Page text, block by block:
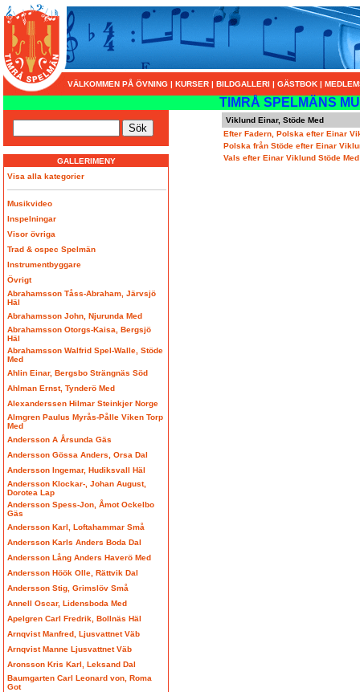
VÄLKOMMEN PÅ ÖVNING | KURSER | BILDGALLERI | GÄSTBOK |
TIMRÅ SPELMÄNS
GALLERIMENY
Visa alla kategorier
Musikvideo
Inspelningar
Visor övriga
Trad & ospec Spelmän
Instrumentbyggare
Övrigt
Abrahamsson Tåss-Abraham, Järvsjö
Häl
Abrahamsson John, Njurunda Med
Abrahamsson Otorgs-Kaisa, Bergsjö
Häl
Abrahamsson Walfrid Spel-Walle, Stöde
Med
Ahlin Einar, Bergsbo Strängnäs Söd
Ahlman Ernst, Tynderö Med
Alexanderssen Hilmar Steinkjer Norge
Almgren Paulus Myrås-Pålle Viken Torp
Med
Andersson A Årsunda Gäs
Andersson Gössa Anders, Orsa Dal
Andersson Ingemar, Hudiksvall Häl
Andersson Klockar-, Johan August,
Dorotea Lap
Andersson Spess-Jon, Åmot Ockelbo
Gäs
Andersson Karl, Loftahammar Små
Andersson Karls Anders Boda Dal
Andersson Lång Anders Haverö Med
Andersson Höök Olle, Rättvik Dal
Andersson Stig, Grimslöv Små
Annell Oscar, Lidensboda Med
Apelgren Carl Fredrik, Bollnäs Häl
Arnqvist Manfred, Ljusvattnet Väb
Arnqvist Manne Ljusvattnet Väb
Aronsson Kris Karl, Leksand Dal
Baumgarten Carl Leonard von, Roma
Got
Viklund Einar, Stöde Med
Efter Fadern, Polska efter Einar
Polska från Stöde efter Einar
Vals efter Einar Viklund Stöde Med